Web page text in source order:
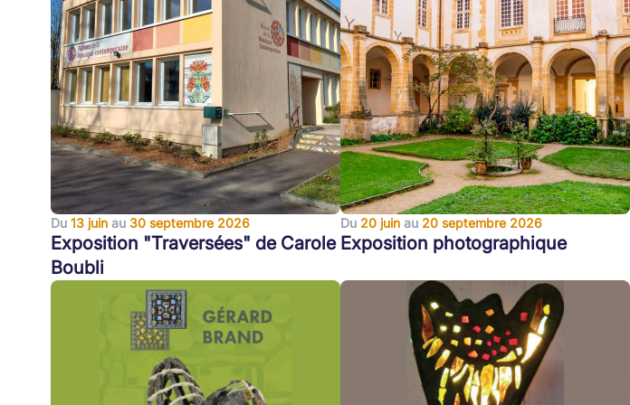
Du 13 juin au 30 septembre 2026
Exposition "Traversées" de Carole
Boubli
Du 20 juin au 20 septembre 2026
Exposition photographique